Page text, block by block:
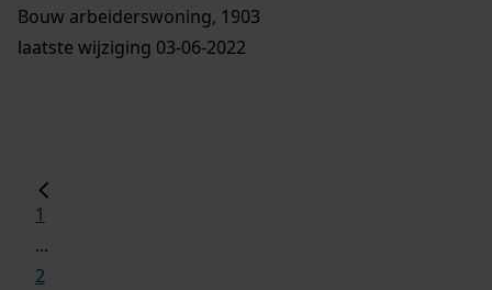
Bouw arbeiderswoning, 1903
laatste wijziging 03-06-2022
1
...
2